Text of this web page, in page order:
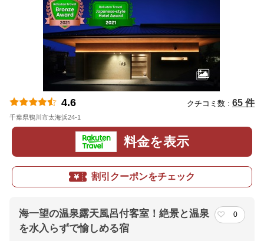
4.6 クチコミ数 : 65 件
千葉県鴨川市太海浜24-1
料金を表示
割引クーポンをチェック
海一望の温泉露天風呂付客室！絶景と温泉
を水入らずで愉しめる宿
0